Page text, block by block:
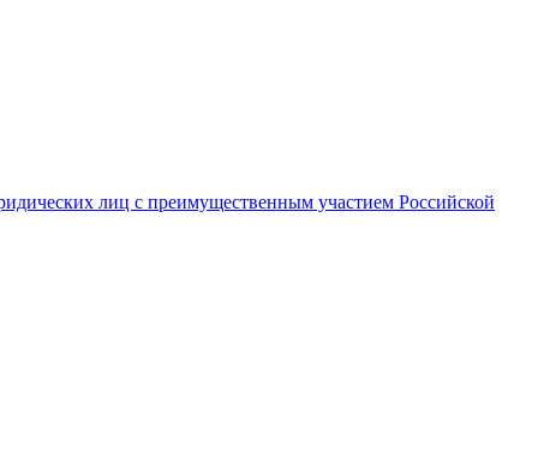
лиц с преимущественным участием Российской